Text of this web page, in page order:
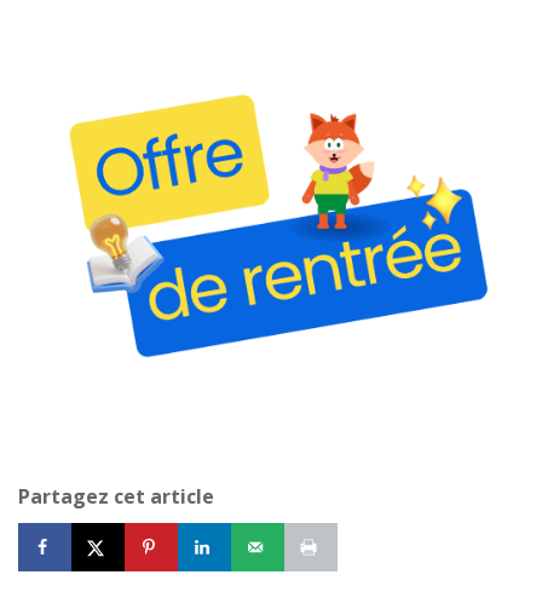
Partagez cet article